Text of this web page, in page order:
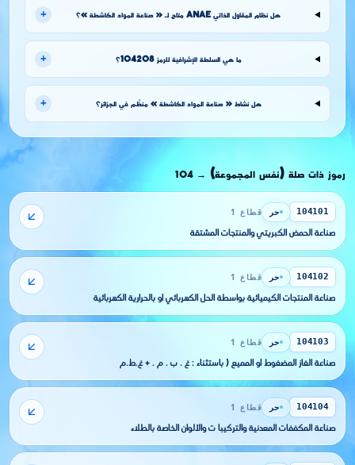
هل نظام المقاول الذاتي ANAE متاح لـ « صناعة المواد الكاشطة »؟ +
ما هي السلطة الإشرافية للرمز 104208؟ +
هل نشاط « صناعة المواد الكاشطة » منظَّم في الجزائر؟ +
رموز ذات صلة (نفس المجموعة) →
104
104101 حر قطاع 1
صناعة الحمض الكبريتي والمنتجات المشتقة
104102 حر قطاع 1
صناعة المنتجات الكيميائية بواسطة الحل الكهربائي أو بالحرارية الكهربائية
104103 حر قطاع 1
صناعة الغاز المضغوط أو المميع ( باستثناء : غ . ب . م . + غ.ط.م
104104 حر قطاع 1
صناعة المكففات المعدنية والتركيبا ت والألوان الخاصة بالطلاء